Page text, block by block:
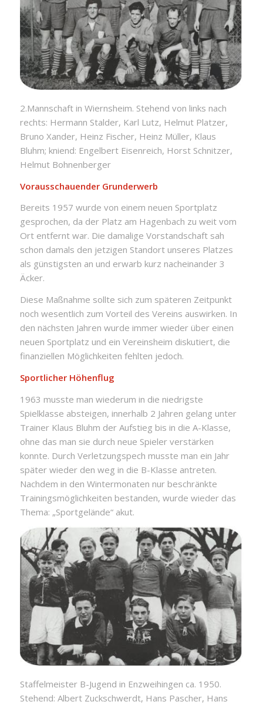
2.Mannschaft in Wiernsheim. Stehend von links nach
rechts: Hermann Stalder, Karl Lutz, Helmut Platzer,
Bruno Xander, Heinz Fischer, Heinz Müller, Klaus
Bluhm; kniend: Engelbert Eisenreich, Horst Schnitzer,
Helmut Bohnenberger
Vorausschauender Grunderwerb
Bereits 1957 wurde von einem neuen Sportplatz
gesprochen, da der Platz am Hagenbach zu weit vom
Ort entfernt war. Die damalige Vorstandschaft sah
schon damals den jetzigen Standort unseres Platzes
als günstigsten an und erwarb kurz nacheinander 3
Äcker.
Diese Maßnahme sollte sich zum späteren Zeitpunkt
noch wesentlich zum Vorteil des Vereins auswirken. In
den nächsten Jahren wurde immer wieder über einen
neuen Sportplatz und ein Vereinsheim diskutiert, die
finanziellen Möglichkeiten fehlten jedoch.
Sportlicher Höhenflug
1963 musste man wiederum in die niedrigste
Spielklasse absteigen, innerhalb 2 Jahren gelang unter
Trainer Klaus Bluhm der Aufstieg bis in die A-Klasse,
ohne das man sie durch neue Spieler verstärken
konnte. Durch Verletzungspech musste man ein Jahr
später wieder den weg in die B-Klasse antreten.
Nachdem in den Wintermonaten nur beschränkte
Trainingsmöglichkeiten bestanden, wurde wieder das
Thema: „Sportgelände“ akut.
Staffelmeister B-Jugend in Enzweihingen ca. 1950.
Stehend: Albert Zuckschwerdt, Hans Pascher, Hans